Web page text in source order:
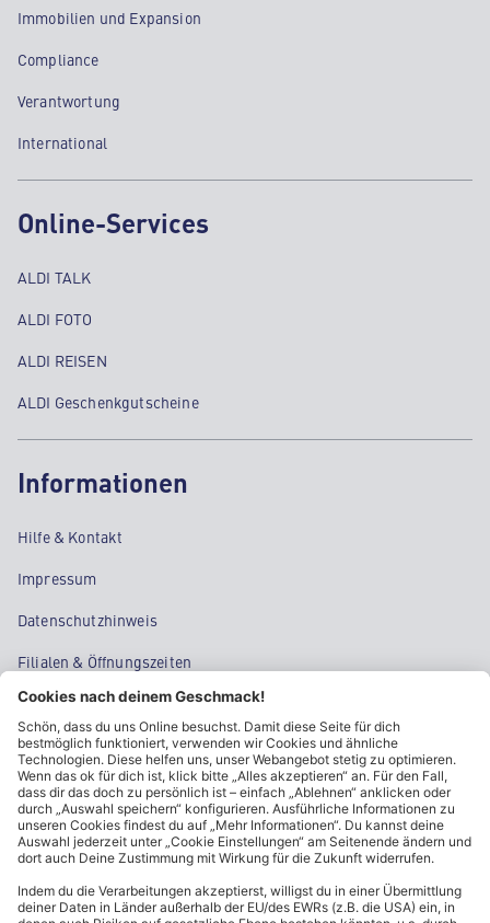
Immobilien und Expansion
Compliance
Verantwortung
International
Online-Services
ALDI TALK
ALDI FOTO
ALDI REISEN
ALDI Geschenkgutscheine
Informationen
Hilfe & Kontakt
Impressum
Datenschutzhinweis
Filialen & Öffnungszeiten
Kontakt
Cookie-Einstellungen
Kundeninformationen
ALDI Nord folgen